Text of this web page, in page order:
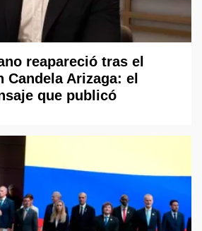
reapareció tras el
Candela Arizaga: el
que publicó